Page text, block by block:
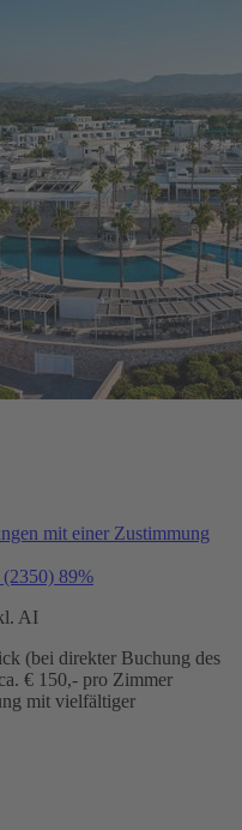
mit einer Zustimmung
(2350) 89%
AI
(bei direkter Buchung des
€ 150,- pro Zimmer
mit vielfältiger